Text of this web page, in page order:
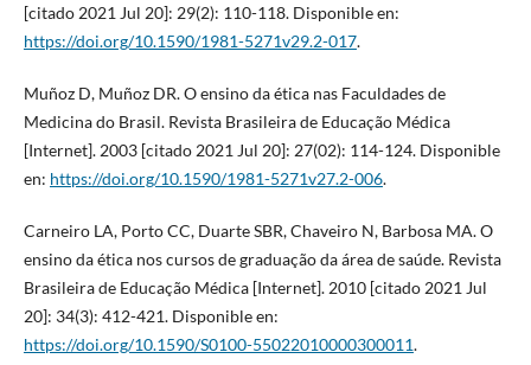
[citado 2021 Jul 20]: 29(2): 110-118. Disponible en:
https://doi.org/10.1590/1981-5271v29.2-017.
Muñoz D, Muñoz DR. O ensino da ética nas Faculdades de
Medicina do Brasil. Revista Brasileira de Educação Médica
[Internet]. 2003 [citado 2021 Jul 20]: 27(02): 114-124. Disponible
en: https://doi.org/10.1590/1981-5271v27.2-006.
Carneiro LA, Porto CC, Duarte SBR, Chaveiro N, Barbosa MA. O
ensino da ética nos cursos de graduação da área de saúde. Revista
Brasileira de Educação Médica [Internet]. 2010 [citado 2021 Jul
20]: 34(3): 412-421. Disponible en:
https://doi.org/10.1590/S0100-55022010000300011.